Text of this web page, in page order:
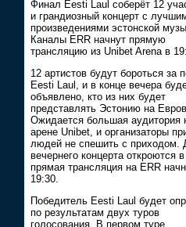
Финал Eesti Laul соберёт 12
и грандиозный концерт с
произведениями эстонской
Каналы ERR начнут прямую
трансляцию из Unibet Arena в
12 артистов будут бороться за
Eesti Laul, и в конце вечера
объявлено, кто из них будет
представлять Эстонию на
Ожидается большая аудитория
арене Unibet, и организаторы
людей не спешить с приходом.
вечернего концерта откроются
прямая трансляция на ERR
19:30.
Победитель Eesti Laul будет
по результатам двух туров
голосования. В первом туре